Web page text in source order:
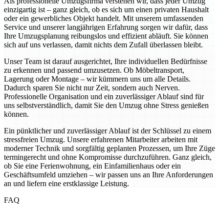
einzigartig ist – ganz gleich, ob es sich um einen privaten Haushalt
oder ein gewerbliches Objekt handelt. Mit unserem umfassenden
Service und unserer langjährigen Erfahrung sorgen wir dafür, dass
Ihre Umzugsplanung reibungslos und effizient abläuft. Sie können
sich auf uns verlassen, damit nichts dem Zufall überlassen bleibt.
Unser Team ist darauf ausgerichtet, Ihre individuellen Bedürfnisse
zu erkennen und passend umzusetzen. Ob Möbeltransport,
Lagerung oder Montage – wir kümmern uns um alle Details.
Dadurch sparen Sie nicht nur Zeit, sondern auch Nerven.
Professionelle Organisation und ein zuverlässiger Ablauf sind für
uns selbstverständlich, damit Sie den Umzug ohne Stress genießen
können.
Ein pünktlicher und zuverlässiger Ablauf ist der Schlüssel zu einem
stressfreien Umzug. Unsere erfahrenen Mitarbeiter arbeiten mit
moderner Technik und sorgfältig geplanten Prozessen, um Ihre Züge
termingerecht und ohne Kompromisse durchzuführen. Ganz gleich,
ob Sie eine Ferienwohnung, ein Einfamilienhaus oder ein
Geschäftsumfeld umziehen – wir passen uns an Ihre Anforderungen
an und liefern eine erstklassige Leistung.
FAQ